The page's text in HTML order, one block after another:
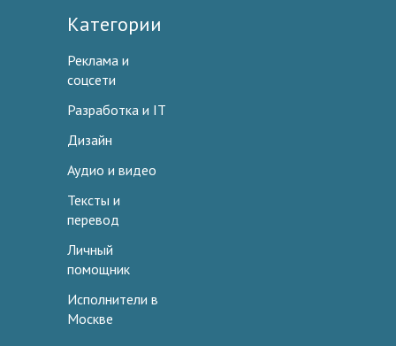
Категории
Реклама и
соцсети
Разработка и IT
Дизайн
Аудио и видео
Тексты и
перевод
Личный
помощник
Исполнители в
Москве